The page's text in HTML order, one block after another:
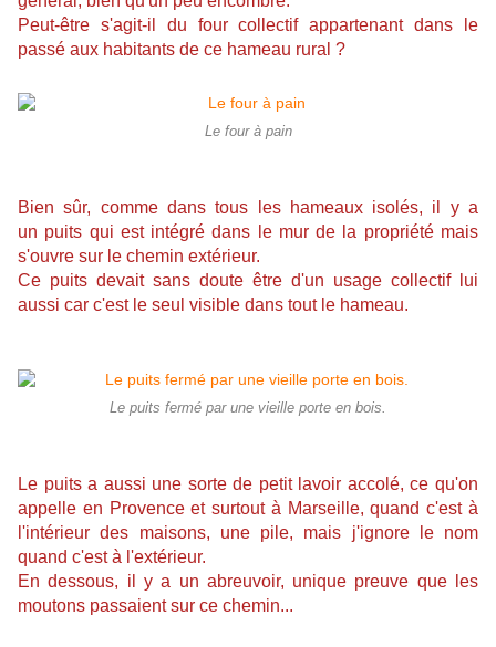
Peut-être s'agit-il du four collectif appartenant dans le
passé aux habitants de ce hameau rural ?
Le four à pain
Bien sûr, comme dans tous les hameaux isolés, il y a
un puits qui est intégré dans le mur de la propriété mais
s'ouvre sur le chemin extérieur.
Ce puits devait sans doute être d'un usage collectif lui
aussi car c'est le seul visible dans tout le hameau.
Le puits fermé par une vieille porte en bois.
Le puits a aussi une sorte de petit lavoir accolé, ce qu'on
appelle en Provence et surtout à Marseille, quand c'est à
l'intérieur des maisons, une pile, mais j'ignore le nom
quand c'est à l'extérieur.
En dessous, il y a un abreuvoir, unique preuve que les
moutons passaient sur ce chemin...